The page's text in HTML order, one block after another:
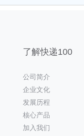
了解快递100
公司简介
企业文化
发展历程
核心产品
加入我们